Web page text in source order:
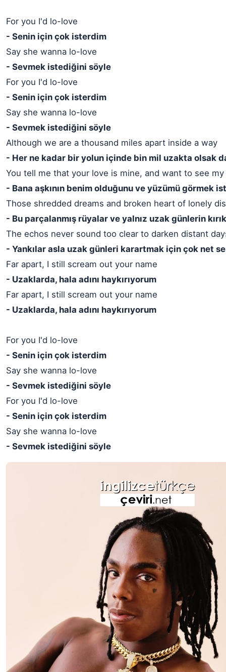
For you I'd lo-love
- Senin için çok isterdim
Say she wanna lo-love
- Sevmek istediğini söyle
For you I'd lo-love
- Senin için çok isterdim
Say she wanna lo-love
- Sevmek istediğini söyle
Although we are a thousand miles apart inside a way
- Her ne kadar bir yolun içinde bin mil uzakta olsak
You tell me that your love is mine, and want to see my
- Bana aşkının benim olduğunu ve yüzümü görmek
Those shredded dreams and broken heart of lonely
- Bu parçalanmış rüyalar ve yalnız uzak günlerin
The echos never sound too clear to darken distant
- Yankılar asla uzak günleri karartmak için çok net
Far apart, I still scream out your name
- Uzaklarda, hala adını haykırıyorum
Far apart, I still scream out your name
- Uzaklarda, hala adını haykırıyorum
For you I'd lo-love
- Senin için çok isterdim
Say she wanna lo-love
- Sevmek istediğini söyle
For you I'd lo-love
- Senin için çok isterdim
Say she wanna lo-love
- Sevmek istediğini söyle